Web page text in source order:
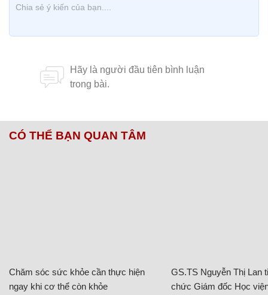
CÓ THỂ BẠN QUAN TÂM
Chăm sóc sức khỏe cần thực hiện
ngay khi cơ thể còn khỏe
GS.TS Nguyễn Thị Lan
chức Giám đốc Học